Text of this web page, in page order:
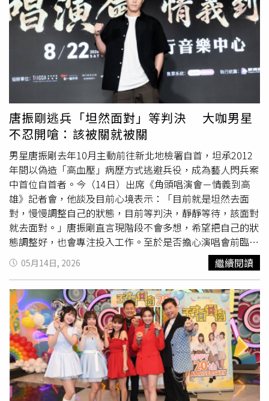
同的喜悅！看到第一天售票的速度，就看出了大家對《角
頭》的熱情，我們會更賣力的演出，與觀眾一起把這次的唱
演會熱鬧起來！」黃騰浩開心表示：「秒殺太屌了，謝謝
『角粉』們的支持，到時候見！」上周五唱演會門票開賣
時，高捷、張懷秋也坐在電腦前親自參與搶票。第一次搶票
的高捷、張懷秋，一張票也沒搶到，張懷秋不敢置信，「真
的是秒殺！搶到票的觀眾都是神手！」高捷開玩笑說：「下
次要出動整個北館搶票了！」《角頭唱演會－情義到高雄》
卡司陣容強大，由《角頭》系列「仁哥」一角深植人心的王
識賢與荒山亮兩大金曲歌王擔任主唱，目前確定登場演出的
《角頭》演員班底包括高捷、王陽明、張懷秋、黃騰浩、鄭
人碩、施名帥、張再興、唐振剛、黃尚禾、吳震亞、白吉
勝、黃鐙輝、陳萬號、吳長愷，將用最震撼的舞台、最深情
的歌聲，承載這12年的情與義，帶著全台的氣勢，在高雄流
行音樂中心再次集結。《角頭唱演會－情義到高雄》集結
《角頭》全明星陣容演出，以沈浸式體驗融合電影經典真人
現場演出、原創電影歌曲LIVE演唱，加入更多演員與粉絲近
距離互動的驚喜節目，將在8月22日星期六於高雄流行音樂
中心海音館震撼登場。
唐振剛逃兵「坦然面對」等判決 大咖男星
不忍開嗆：該被關就被關
男星唐振剛去年10月主動前往新北地檢署自首，坦承2012
年間以偽造「高血壓」病歷方式逃避兵役，成為藝人閃兵案
中首位自首者。今（14日）出席《角頭唱演會－情義到高
雄》記者會，他談及目前心境表示：「目前就是坦然去面
對，慢慢調整自己的狀態，目前等判決，靜靜等待，該面對
就去面對。」唐振剛直言現階段不會多想，希望把自己的狀
態調整好，也會專注投入工作。至於是否擔心演唱會前臨時
收到開庭通知，他則以平常心看待。而一同出席活動的資深
演員高捷則以《角頭》中的「北館精神」力挺後輩。他表
示：「小剛的事就是我北館的事。我們北館的精神，該被關
就被關，但他是無心之過啦。」吳震亞（左起）、黃尚禾、
高捷、王識賢、荒山亮、黃騰浩、白吉勝、唐振剛，一同出
席演唱會記者會。（圖／曼尼娛樂提供）《角頭》IP邁入12
周年，今年暑假將推出大型沉浸式音樂活動《角頭唱演會－
情義到高雄》，8月22日於高雄流行音樂中心登場。活動將
結合電影經典場景、原創歌曲現場演唱，以及多位演員同台
互動，打造兼具戲劇張力與演唱會規格的熱血盛典。本次卡
05月14日, 2026 繼續閱讀